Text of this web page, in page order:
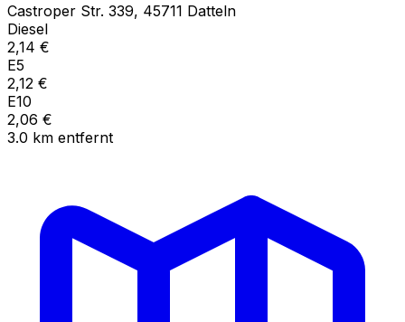
Castroper Str. 339, 45711 Datteln
Diesel
2,14 €
E5
2,12 €
E10
2,06 €
3.0 km entfernt